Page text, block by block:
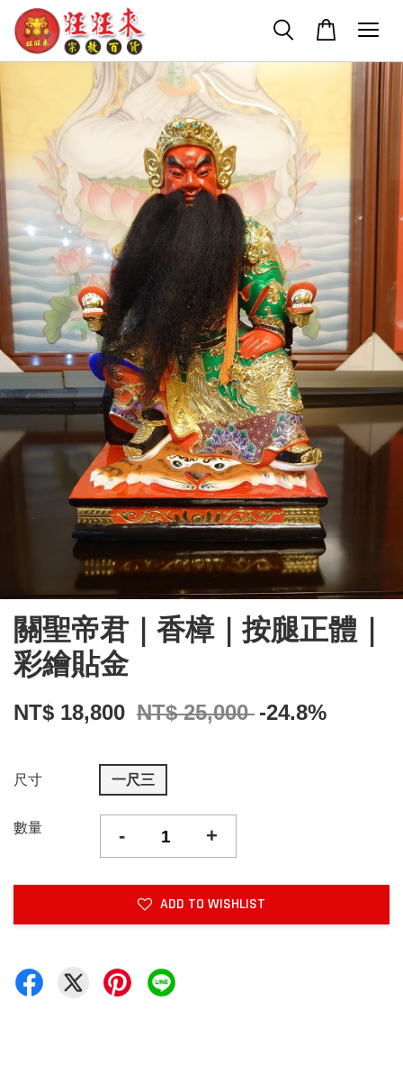
關聖帝君｜香樟｜按腿正體｜
彩繪貼金
NT$ 18,800 NT$ 25,000 -24.8%
尺寸 一尺三
數量 - +
ADD TO WISHLIST